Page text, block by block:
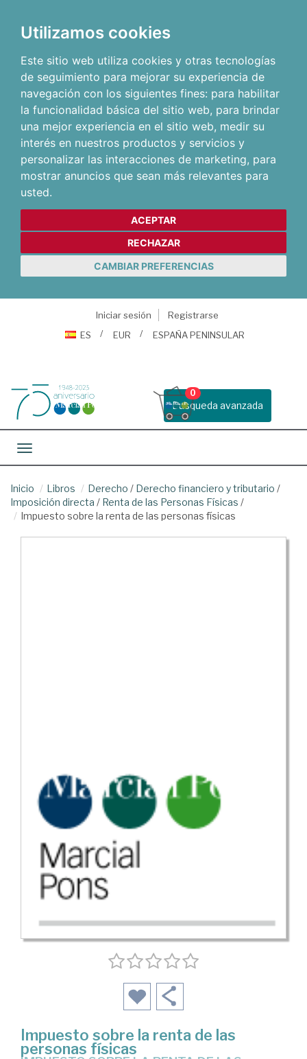
Utilizamos cookies
Este sitio web utiliza cookies y otras tecnologías
de seguimiento para mejorar su experiencia de
navegación con los siguientes fines: para habilitar
la funcionalidad básica del sitio web, para brindar
una mejor experiencia en el sitio web, medir su
interés en nuestros productos y servicios y
personalizar las interacciones de marketing, para
mostrar anuncios que sean más relevantes para
usted.
ACEPTAR
RECHAZAR
CAMBIAR PREFERENCIAS
Iniciar sesión
Registrarse
ES
EUR ESPAÑA PENINSULAR
Busqueda avanzada
0
Toggle navigation
Inicio Libros Derecho / Derecho financiero y tributario /
Imposición directa / Renta de las Personas Físicas /
Impuesto sobre la renta de las personas físicas
Impuesto sobre la renta de las
personas físicas